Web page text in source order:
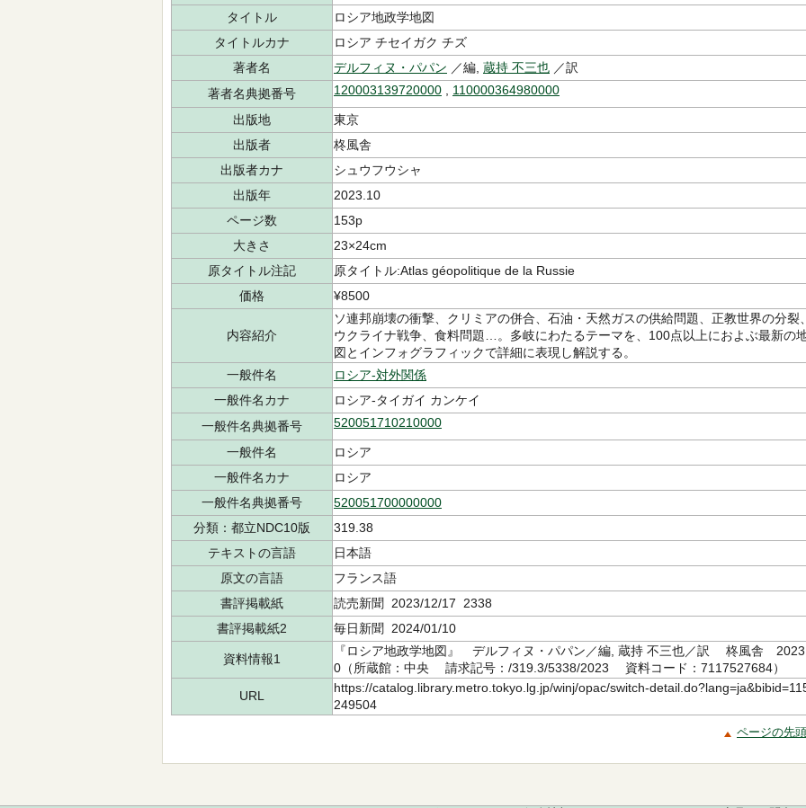
タイトル
ロシア地政学地図
タイトルカナ
ロシア チセイガク チズ
著者名
デルフィヌ・パパン ／編, 蔵持 不三也 ／訳
著者名典拠番号
120003139720000 110000364980000
出版地
東京
出版者
柊風舎
出版者カナ
シュウフウシャ
出版年
2023.10
ページ数
153p
大きさ
23×24cm
原タイトル注記
原タイトル:Atlas géopolitique de la Russie
価格
¥8500
内容紹介
ソ連邦崩壊の衝撃、クリミアの併合、石油・天然ガスの供給問題、正教世界の分裂
ウクライナ戦争、食料問題…。多岐にわたるテーマを、100点以上におよぶ最新の
図とインフォグラフィックで詳細に表現し解説する。
一般件名
ロシア-対外関係
一般件名カナ
ロシア-タイガイ カンケイ
一般件名典拠番号
520051710210000
一般件名
ロシア
一般件名カナ
ロシア
一般件名典拠番号
520051700000000
分類：都立NDC10版
319.38
テキストの言語
日本語
原文の言語
フランス語
書評掲載紙
読売新聞 2023/12/17 2338
書評掲載紙2
毎日新聞 2024/01/10
資料情報1
『ロシア地政学地図』 デルフィヌ・パパン／編, 蔵持 不三也／訳 柊風舎
0（所蔵館：中央 請求記号：/319.3/5338/2023 資料コード：7117527684）
URL
https://catalog.library.metro.tokyo.lg.jp/winj/opac/switch-
249504
ページの先